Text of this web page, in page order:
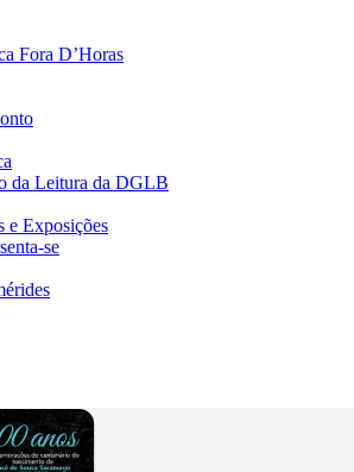
Fora D’Horas
da Leitura da DGLB
e Exposições
se